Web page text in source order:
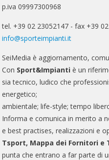
p.iva 09997300968
tel. +39 02 23052147 - fax +39
info@sporteimpianti.it
SeiMedia è aggiornamento,
Con Sport&Impianti è un
sia tecnico, ludico che
energetico;
ambientale; life-style; tempo
Informa e comunica in merito a
e best practises, realizzazioni e
Tsport, Mappa dei Fornitori e
punta che entrano a far parte di